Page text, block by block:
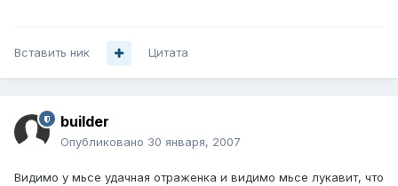
Вставить ник Цитата
builder
Опубликовано 30 января, 2007
Видимо у мьсе удачная отраженка и видимо мьсе лукавит, что